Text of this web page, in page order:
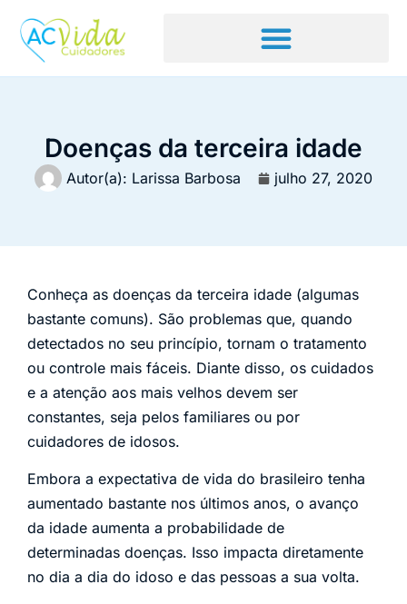
Doenças da terceira idade
Autor(a): Larissa Barbosa julho 27, 2020
Conheça as doenças da terceira idade (algumas
bastante comuns). São problemas que, quando
detectados no seu princípio, tornam o tratamento
ou controle mais fáceis. Diante disso, os cuidados
e a atenção aos mais velhos devem ser
constantes, seja pelos familiares ou por
cuidadores de idosos.
Embora a expectativa de vida do brasileiro tenha
aumentado bastante nos últimos anos, o avanço
da idade aumenta a probabilidade de
determinadas doenças. Isso impacta diretamente
no dia a dia do idoso e das pessoas a sua volta.